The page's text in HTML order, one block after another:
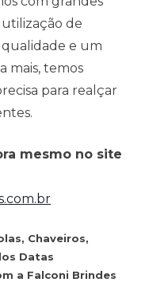
de
qualidade e um
mais, temos
para realçar
mesmo no site
Chaveiros,
Datas
a Falconi Brindes